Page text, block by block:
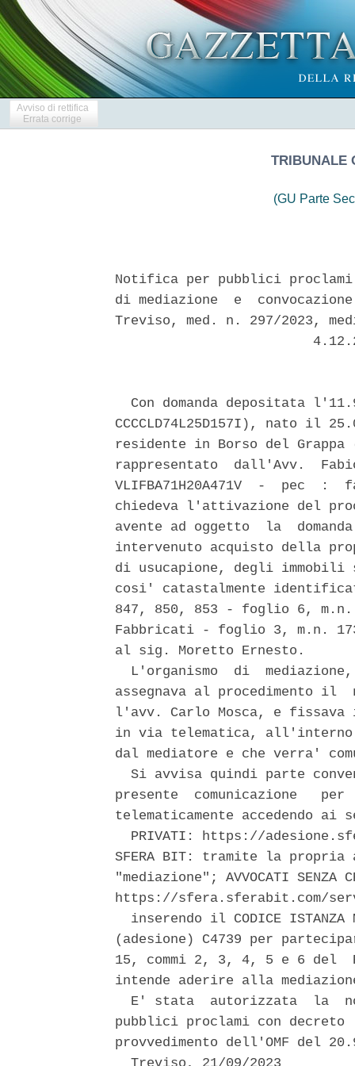
Avviso di rettifica
Errata corrige
TRIBUNALE
(GU Parte
Notifica per pubblici
di mediazione  e
Treviso, med. n. 297/2023,
Con domanda depositata
CCCCLD74L25D157I), nato il
residente in Borso del
rappresentato  dall'Avv.
VLIFBA71H20A471V  -  pec
chiedeva l'attivazione del
avente ad oggetto  la
intervenuto acquisto della
di usucapione, degli
cosi' catastalmente
847, 850, 853 - foglio 6,
Fabbricati - foglio 3, m.n.
al sig. Moretto Ernesto.
L'organismo  di
assegnava al procedimento il
l'avv. Carlo Mosca, e
in via telematica, all'interno
dal mediatore e che verra'
Si avvisa quindi parte
presente  comunicazione
telematicamente accedendo
PRIVATI: https://
SFERA BIT: tramite la
"mediazione"; AVVOCATI
https://sfera.sferabit.com/
inserendo il CODICE ISTANZA
(adesione) C4739 per
15, commi 2, 3, 4, 5 e 6 del
intende aderire alla
E' stata  autorizzata  la
pubblici proclami con
provvedimento dell'OMF del